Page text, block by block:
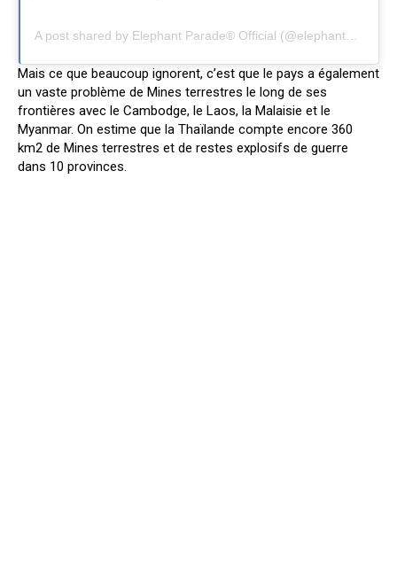
Mais ce que beaucoup ignorent, c’est que le pays a également
un vaste problème de Mines terrestres le long de ses
frontières avec le Cambodge, le Laos, la Malaisie et le
Myanmar. On estime que la Thaïlande compte encore 360
km2 de Mines terrestres et de restes explosifs de guerre
dans 10 provinces.